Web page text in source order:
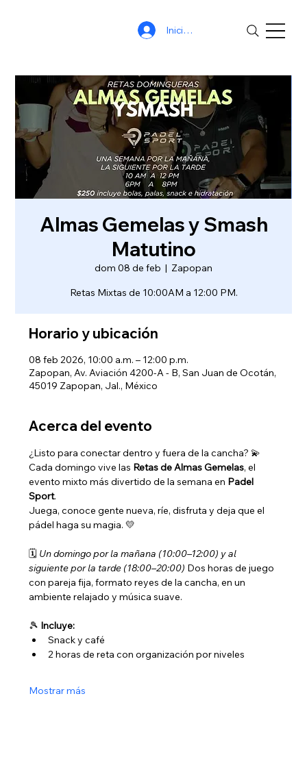
Iniciar sesión
Almas Gemelas y Smash
Matutino
dom 08 de feb
  |
Zapopan
Retas Mixtas de 10:00AM a 12:00 PM.
Horario y ubicación
08 feb 2026, 10:00 a.m. – 12:00 p.m.
Zapopan, Av. Aviación 4200-A - B, San Juan de Ocotán,
45019 Zapopan, Jal., México
Acerca del evento
¿Listo para conectar dentro y fuera de la cancha? 💫
Cada domingo vive las Retas de Almas Gemelas, el
evento mixto más divertido de la semana en Padel
Sport.
Juega, conoce gente nueva, ríe, disfruta y deja que el
pádel haga su magia. 💛
🗓️ Un domingo por la mañana (10:00–12:00) y al
siguiente por la tarde (18:00–20:00) Dos horas de juego
con pareja fija, formato reyes de la cancha, en un
ambiente relajado y música suave.
🎾 Incluye:
Snack y café
2 horas de reta con organización por niveles
Mostrar más